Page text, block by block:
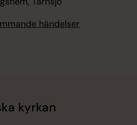
händelser
kyrkan